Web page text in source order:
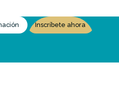
Inscríbete ahora